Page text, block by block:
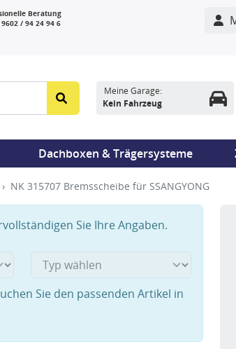
Beratung
9602 / 94 24 94 6
Meine Garage:
Kein Fahrzeug
Dachboxen & Trägersysteme
NK 315707 Bremsscheibe für SSANGYONG
Sie Ihre Angaben.
Sie den passenden Artikel in